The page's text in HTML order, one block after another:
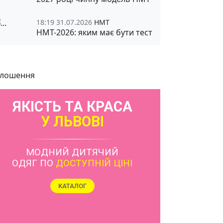
18:19 31.07.2026 НМТ
НМТ-2026: яким має бути тест
ЯКІСТЬ ТА КРАСА
У ЛЬВОВІ
МОДНИЙ ДИТЯЧИЙ
ОДЯГ ПО ДОСТУПНІЙ ЦІНІ
КАТАЛОГ